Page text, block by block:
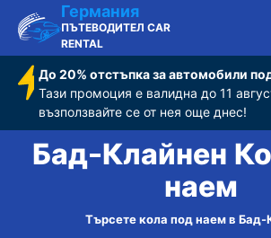
Германия
ПЪТЕВОДИТЕЛ CAR
RENTAL
До 20% отстъпка за автомобили
Тази промоция е валидна до 11
възползвайте се от нея още днес!
Бад-Клайнен
наем
Търсете кола под наем в Бад-